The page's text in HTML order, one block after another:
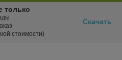
только
стоимости)
Скачать